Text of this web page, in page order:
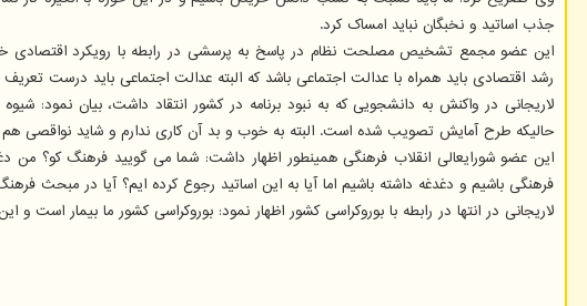
جذب اساتید و نخبگان نباید امساک کرد.
این عضو مجمع تشخیص مصلحت نظام در پاسخ به پرسشی در رابطه با رویکرد اقتصادی
رشد اقتصادی باید همراه با عدالت اجتماعی باشد که البته عدالت اجتماعی باید درست
لاریجانی در واکنش به دانشجویی که به نبود برنامه در کشور انتقاد داشت، بیان نمود:
حالیکه طرح آمایش تصویب شده است. البته به خوب و بد آن کاری ندارم و شاید نواقصی
این عضو شورایعالی انقلاب فرهنگی همینطور اظهار داشت: شما می گویید فرهنگ کو؟ من
فرهنگی باشیم و دغدغه داشته باشیم اما آیا به این اساتید رجوع کرده ایم؟ آیا در مبحث
لاریجانی در انتها در رابطه با بوروکراسی کشور اظهار نمود: بوروکراسی کشور ما بیمار است